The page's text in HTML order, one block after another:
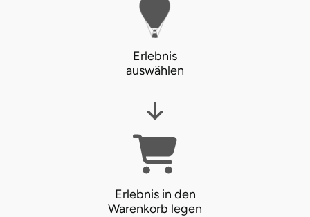
Erlebnis
auswählen
Erlebnis in den
Warenkorb legen